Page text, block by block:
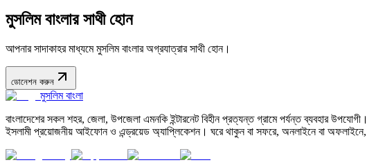
মুসলিম বাংলার সাথী হোন
আপনার সাদাকাহর মাধ্যমে মুসলিম বাংলার অগ্রযাত্রার সাথী হোন।
ডোনেশন করুন
মুসলিম বাংলা
বাংলাদেশের সকল শহর, জেলা, উপজেলা এমনকি ইন্টারনেট বিহীন প্রত্যন্ত গ্রামে পর্যন্ত ব্যবহার উপযোগী।
ইসলামী প্রয়োজনীয় আইফোন ও এন্ড্রয়েড অ্যাপ্লিকেশন। ঘরে থাকুন বা সফরে, অনলাইনে বা অফলাইনে,